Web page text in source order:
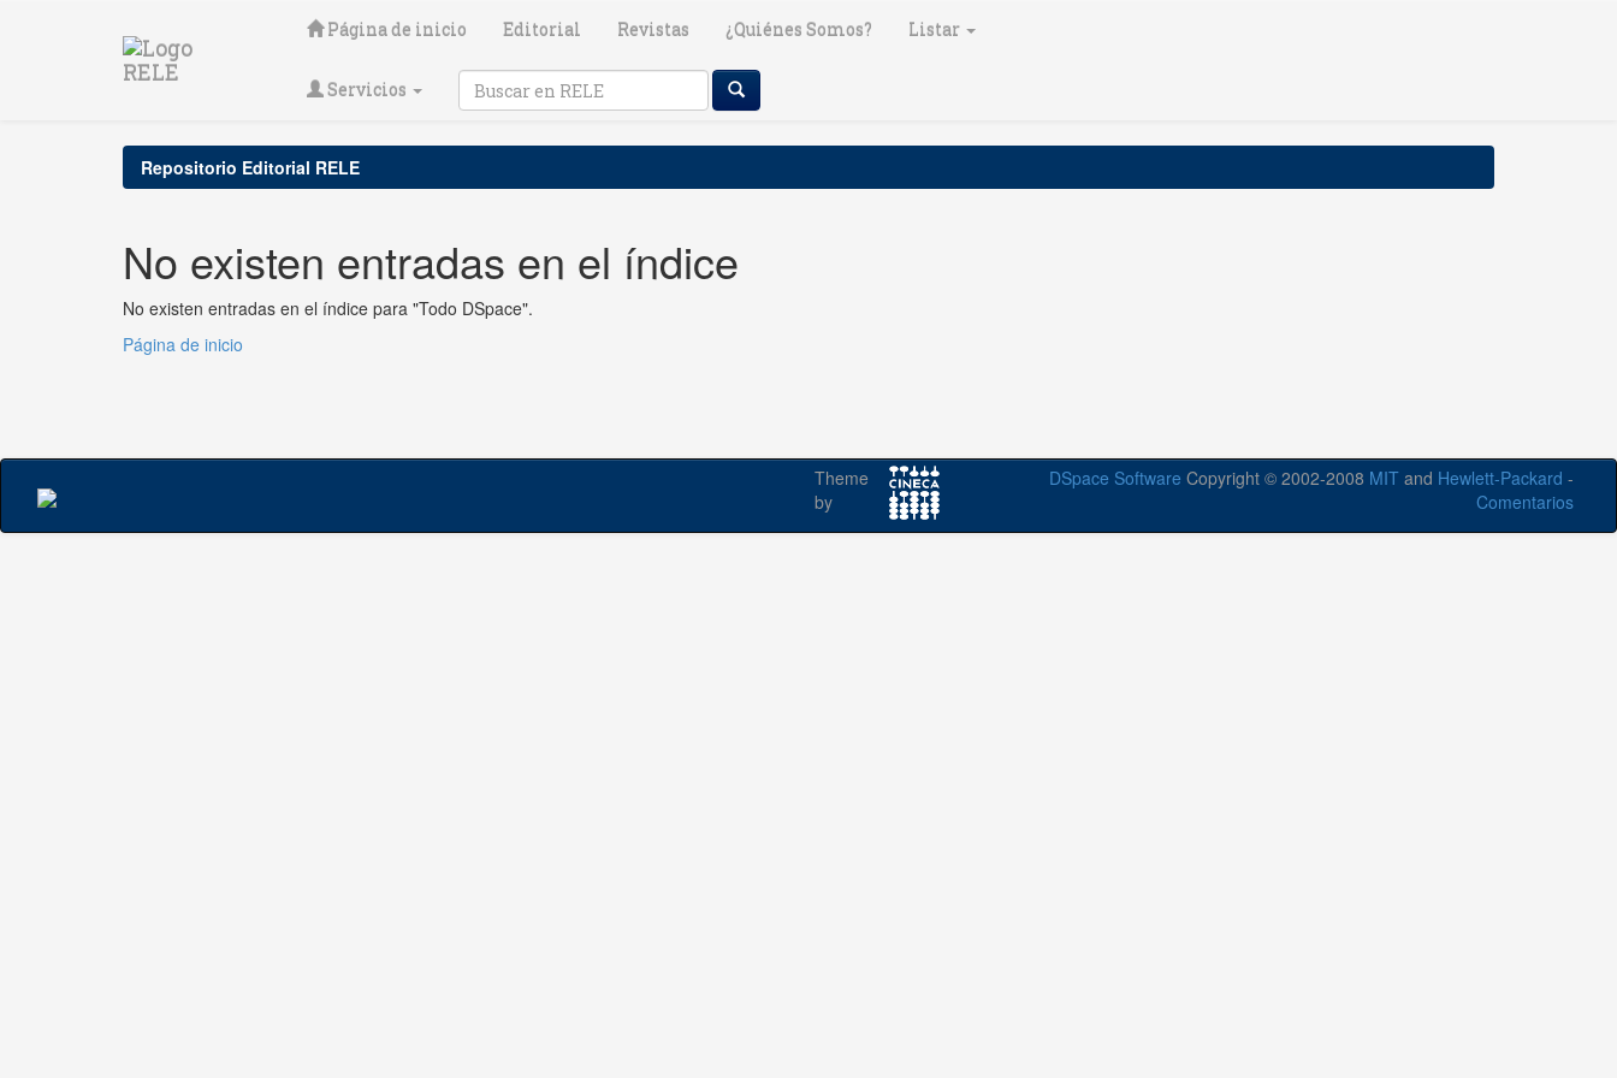
Página de inicio Editorial Revistas ¿Quiénes Somos? Listar
Servicios
Repositorio Editorial RELE
No existen entradas en el índice
No existen entradas en el índice para "Todo DSpace".
Página de inicio
Theme
by
DSpace Software Copyright © 2002-2008 MIT and Hewlett-Packard -
Comentarios